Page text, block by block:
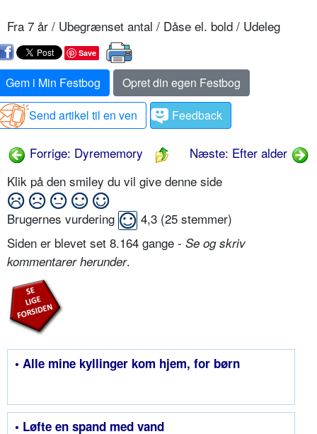
Fra 7 år / Ubegrænset antal / Dåse el. bold / Udeleg
Save
Gem i Min Festbog
Opret din egen Festbog
Send artikel til en ven
Feedback
Forrige: Dyrememory
Næste: Efter alder
Klik på den smiley du vil give denne side
Brugernes vurdering 4,3 (25 stemmer)
Siden er blevet set 8.164 gange - Se og skriv
kommentarer herunder.
• Alle mine kyllinger kom hjem, for børn
• Løfte en spand med vand